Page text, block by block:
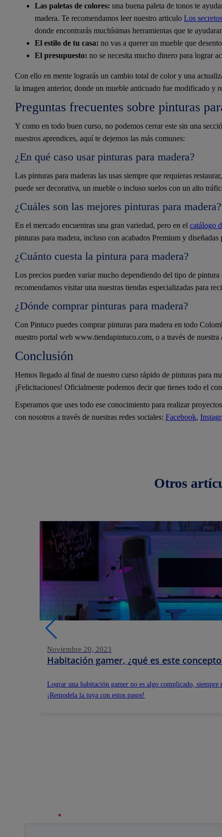
Las paletas de colores: una buena paleta de tonos te
madera. Te recomendamos leer nuestro articulo Los
donde encontrarás muchísimas herramientas que te
El estilo de tu casa: no vas a querer un mueble que
El presupuesto: no se necesita mucho dinero para lograr
Con ello en mente lograrás un cambio total de color y una
la imagen anterior, donde un mueble anticuado fue modificado y
Preguntas frecuentes sobre pinturas
Y como en todo buen curso, no podemos cerrar este sin una
nuestros aprendices, aquí te dejemos las más comunes:
¿En qué caso usar pinturas para madera?
Las pinturas para maderas las usas siempre que requieras
puede ser decorativa, un mueble o incluso suelos con un alto
¿Cuáles son las mejores pinturas para madera?
En el mercado encuentras una gran variedad, pero en el catálogo
pinturas para madera, incluso con acabados Premium y
¿Cuánto cuesta la pintura para madera?
Los precios pueden variar mucho dependiendo del tipo de
recomendamos visitar una nuestras tiendas especializadas para
¿Dónde comprar pinturas para madera?
Con Pintuco puedes comprar pinturas para madera en todo
nuestro portal web www.tiendapintuco.com, o a través de
Conclusión
Hemos llegado al final de nuestro curso rápido de pinturas para
¡Felicitaciones! Oficialmente podemos decir que tienes todo el
Esperamos que uses todo ese conocimiento para realizar
con nosotros a través de nuestras redes sociales: Facebook,
Otros
Noviembre 20, 2023
Habitación gamer, ¿qué es este
Lograr una habitación gamer no es algo complicado, siempre
¡Remodela la tuya con estos pasos!